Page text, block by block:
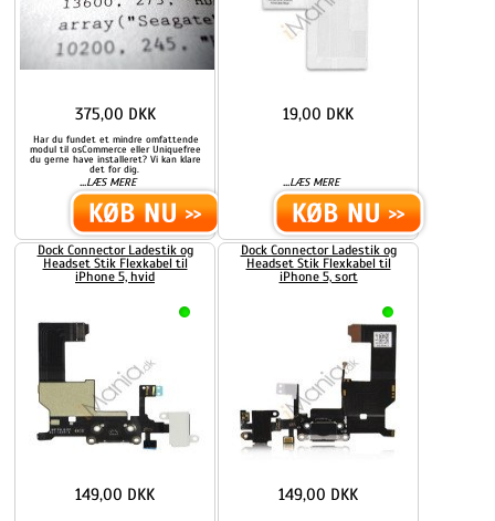
Har du fundet et mindre omfattende
modul til osCommerce eller Uniquefree
du gerne have installeret? Vi kan klare
det for dig.
...LÆS MERE
375,00 DKK
...LÆS MERE
19,00 DKK
Dock Connector Ladestik og
Headset Stik Flexkabel til
iPhone 5, hvid
149,00 DKK
Dock Connector Ladestik og
Headset Stik Flexkabel til
iPhone 5, sort
149,00 DKK